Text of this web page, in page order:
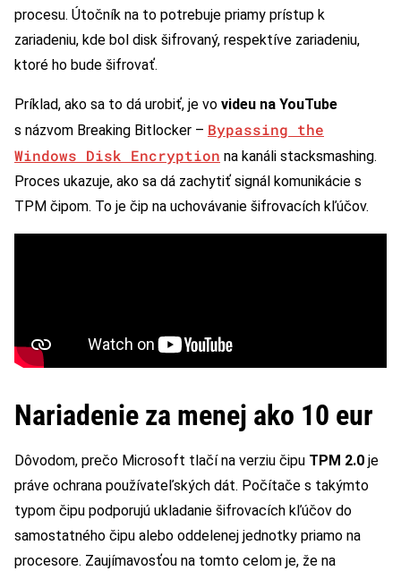
procesu. Útočník na to potrebuje priamy prístup k
zariadeniu, kde bol disk šifrovaný, respektíve zariadeniu,
ktoré ho bude šifrovať.
Príklad, ako sa to dá urobiť, je vo videu na YouTube
s názvom Breaking Bitlocker – Bypassing the
Windows Disk Encryption na kanáli stacksmashing.
Proces ukazuje, ako sa dá zachytiť signál komunikácie s
TPM čipom. To je čip na uchovávanie šifrovacích kľúčov.
Nariadenie za menej ako 10 eur
Dôvodom, prečo Microsoft tlačí na verziu čipu TPM 2.0 je
práve ochrana používateľských dát. Počítače s takýmto
typom čipu podporujú ukladanie šifrovacích kľúčov do
samostatného čipu alebo oddelenej jednotky priamo na
procesore. Zaujímavosťou na tomto celom je, že na